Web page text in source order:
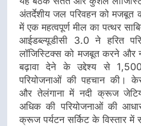
अंतर्देशीय जल परिवहन को मजबूत
में एक महत्वपूर्ण मील का पत्थर
आईडब्ल्यूडीसी 3.0 ने हरित
लॉजिस्टिक्स को मजबूत करने और
बढ़ावा देने के उद्देश्य से
परियोजनाओं की पहचान की।
और तेलंगाना में नदी क्रूज
अधिक की परियोजनाओं की
क्रूज पर्यटन सर्किट के विस्तार में